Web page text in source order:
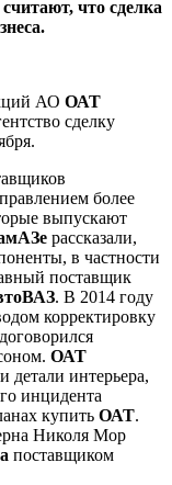
что сделка
АО ОАТ
сделку
более
выпускают
рассказали,
в частности
поставщик
. В 2014 году
корректировку
ОАТ
детали интерьера,
инцидента
купить ОАТ.
Николя Мор
поставщиком